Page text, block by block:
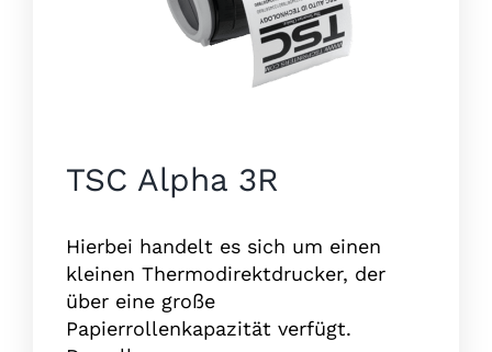
TSC Alpha 3R
Hierbei handelt es sich um einen
kleinen Thermodirektdrucker, der
über eine große
Papierrollenkapazität verfügt.